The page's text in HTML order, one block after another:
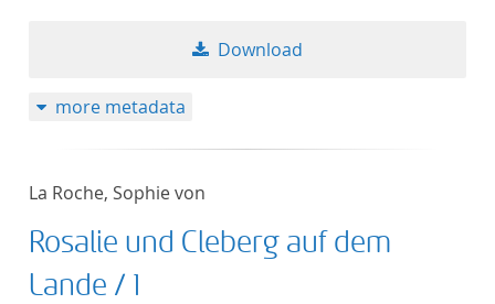
Download
more metadata
La Roche, Sophie von
Rosalie und Cleberg auf dem
Lande / 1